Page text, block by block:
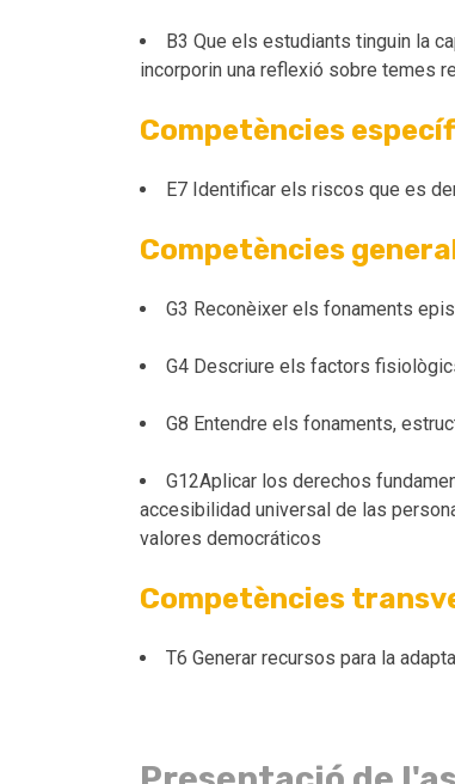
B3 Que els estudiants tinguin la
incorporin una reflexió sobre temes
Competències
E7 Identificar els riscos que es
Competències
G3 Reconèixer els fonaments
G4 Descriure els factors
G8 Entendre els fonaments,
G12Aplicar los derechos
accesibilidad universal de las
valores democráticos
Competències
T6 Generar recursos para la